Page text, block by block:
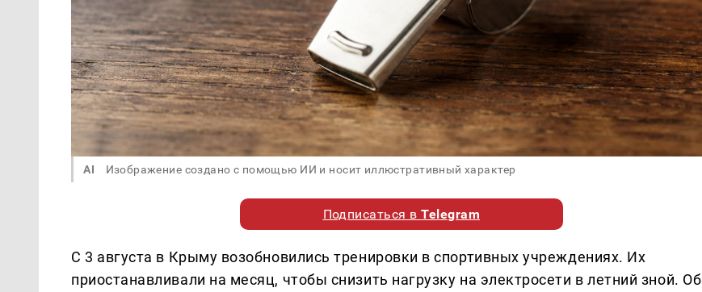
AI Изображение создано с помощью ИИ и носит иллюстративный характер
Подписаться вTelegram
С 3 августа в Крыму возобновились тренировки в спортивных учреждениях. Их
приостанавливали на месяц, чтобы снизить нагрузку на электросети в летний зной. Об